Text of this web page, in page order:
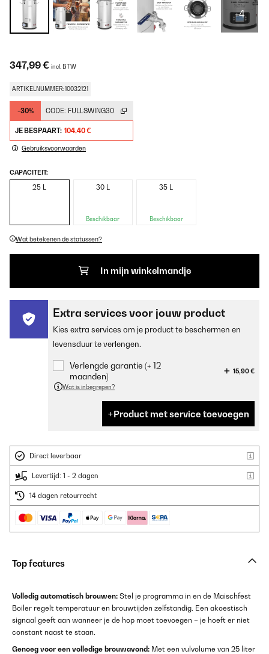
+4
347,99 € incl. BTW
ARTIKELNUMMER: 10032121
-30% CODE: FULLSWING30
JE BESPAART: 104,40 €
Gebruiksvoorwaarden
CAPACITEIT:
25 L 30 L
Beschikbaar
35 L
Beschikbaar
Wat betekenen de statussen?
In mijn winkelmandje
Extra services voor jouw product
Kies extra services om je product te beschermen en
levensduur te verlengen.
Verlengde garantie (+ 12
maanden)
15,90 €
Wat is inbegrepen?
Product met service toevoegen
Direct leverbaar
Levertijd: 1 - 2 dagen
14 dagen retourrecht
Top features
Volledig automatisch brouwen: Stel je programma in en de Maischfest
Boiler regelt temperatuur en brouwtijden zelfstandig. Een akoestisch
signaal geeft aan wanneer je de hop moet toevoegen – je hoeft er niet
constant naast te staan.
Genoeg voor een volledige brouwavond: Met een vulvolume van 25 liter